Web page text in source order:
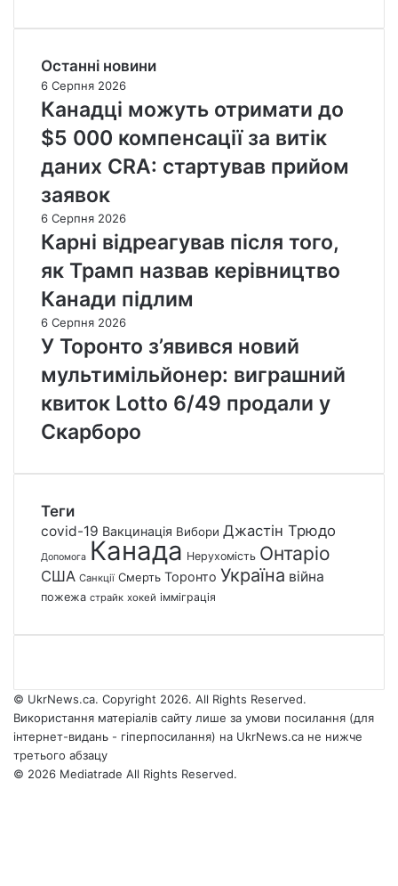
Останні новини
6 Серпня 2026
Канадці можуть отримати до
$5 000 компенсації за витік
даних CRA: стартував прийом
заявок
6 Серпня 2026
Карні відреагував після того,
як Трамп назвав керівництво
Канади підлим
6 Серпня 2026
У Торонто з’явився новий
мультимільйонер: виграшний
квиток Lotto 6/49 продали у
Скарборо
Теги
covid-19 Вакцинація Вибори Джастін Трюдо
Допомога Канада Нерухомість Онтаріо
США Санкції Смерть Торонто Україна війна
пожежа страйк хокей імміграція
© UkrNews.ca. Copyright 2026. All Rights Reserved.
Використання матеріалів сайту лише за умови посилання (для
інтернет-видань - гіперпосилання) на UkrNews.ca не нижче
третього абзацу
© 2026 Mediatrade All Rights Reserved.